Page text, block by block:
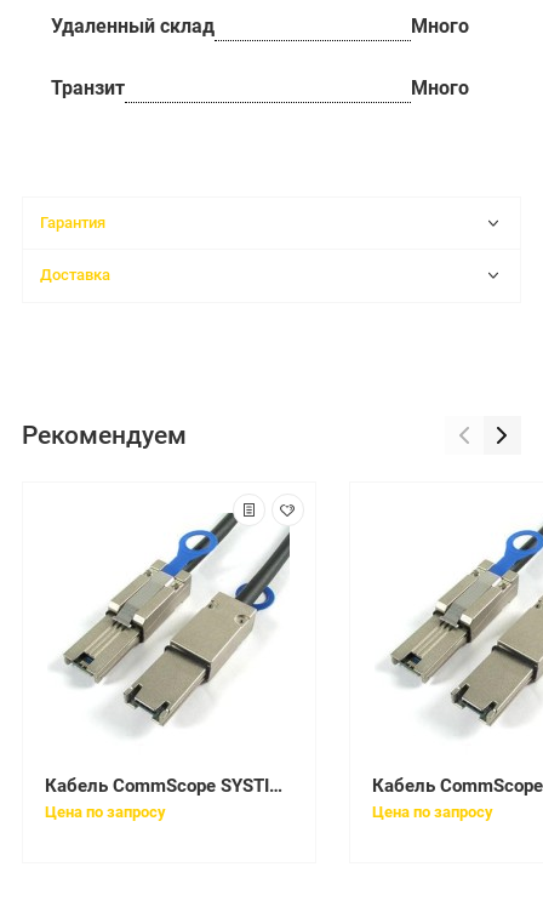
Удаленный склад Много
Транзит Много
Гарантия
Доставка
Рекомендуем
Кабель CommScope SYSTIMAX FFWLCSC42-JXF065
Цена по запросу Цена по запросу